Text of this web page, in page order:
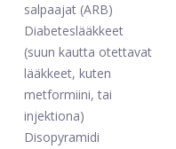
salpaajat (ARB)
Diabeteslääkkeet
(suun kautta otettavat
lääkkeet, kuten
metformiini, tai
injektiona)
Disopyramidi